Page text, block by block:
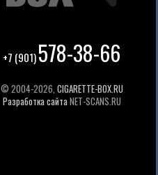
+7 (901)578-38-66
© 2004-2026, CIGARETTE-BOX.RU
Разработка сайтаNET-SCANS.RU